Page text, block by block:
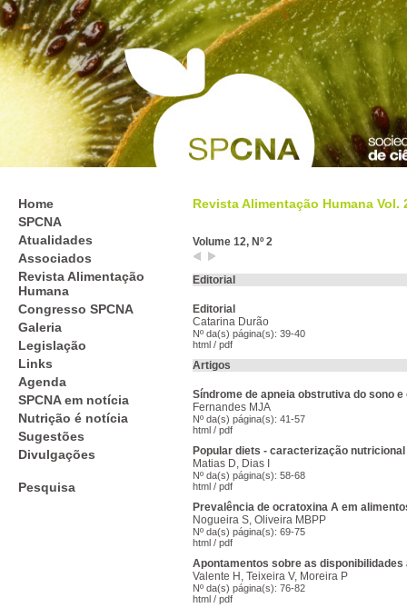
Home
SPCNA
Atualidades
Associados
Revista Alimentação
Humana
Congresso SPCNA
Galeria
Legislação
Links
Agenda
SPCNA em notícia
Nutrição é notícia
Sugestões
Divulgações
Pesquisa
Revista Alimentação Humana Vol.
Volume 12, Nº 2
Editorial
Editorial
Catarina Durão
Nº da(s) página(s): 39-40
html / pdf
Artigos
Síndrome de apneia obstrutiva do sono e
Fernandes MJA
Nº da(s) página(s): 41-57
html / pdf
Popular diets - caracterização nutricional
Matias D, Dias I
Nº da(s) página(s): 58-68
html / pdf
Prevalência de ocratoxina A em
Nogueira S, Oliveira MBPP
Nº da(s) página(s): 69-75
html / pdf
Apontamentos sobre as
Valente H, Teixeira V, Moreira P
Nº da(s) página(s): 76-82
html / pdf